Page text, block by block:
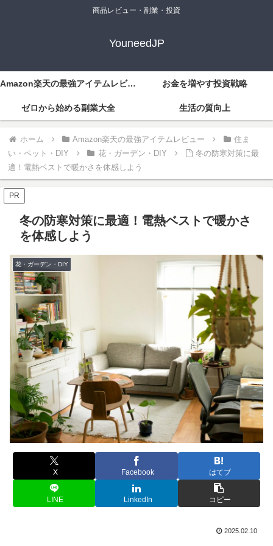
商品レビュー・副業・投資
YouneedJP
Amazon楽天の最強アイテムレビュー お金を増やす投資戦略
ゼロから始める副業大全 生活の質向上
ホーム Amazon楽天の最強アイテムレビュー
住ま
い・ペット・DIY
花・ガーデン・DIY
冬の防寒対策に最
適！電熱ベストで暖かさを体感しよう
PR
冬の防寒対策に最適！電熱ベストで暖かさ
を体感しよう
花・ガーデン・DIY
X Facebook はてブ
LINE LinkedIn コピー
2025.02.10